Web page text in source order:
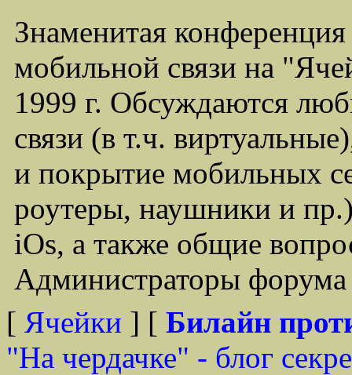
Знаменитая
мобильной связи на
1999 г. Обсуждаются
связи (в т.ч.
и покрытие мобильных
роутеры, наушники и
iOs, а также общие
Администраторы
[ Ячейки ] [ Билайн
"На чердачке" - блог